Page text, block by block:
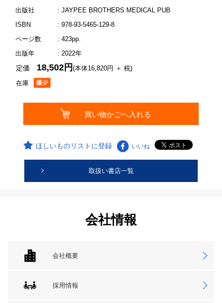
出版社
: JAYPEE BROTHERS MEDICAL PUB
ISBN
: 978-93-5465-129-8
ページ数
: 423pp.
出版年
: 2022年
在庫
定価 18,502円(本体16,820円 ＋ 税)
ほしいものリストに登録 いいね
取扱い書店一覧
会社情報
会社概要
採用情報